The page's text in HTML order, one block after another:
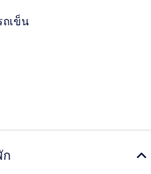
เข็น
ก